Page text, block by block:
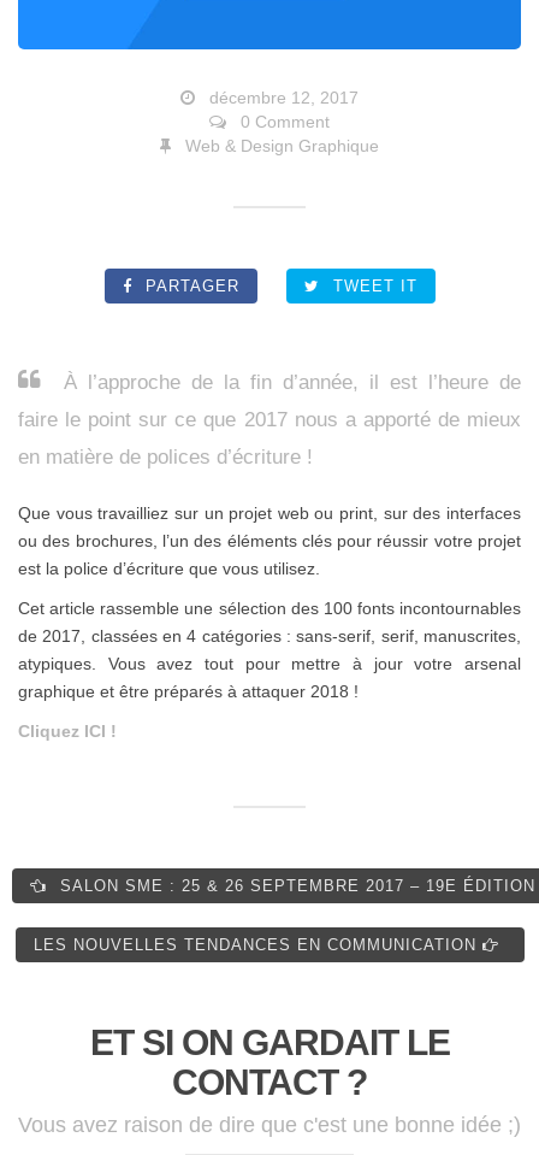
décembre 12, 2017
0 Comment
Web & Design Graphique
PARTAGER TWEET IT
À l’approche de la fin d’année, il est l’heure de
faire le point sur ce que 2017 nous a apporté de mieux
en matière de polices d’écriture !
Que vous travailliez sur un projet web ou print, sur des interfaces
ou des brochures, l’un des éléments clés pour réussir votre projet
est la police d’écriture que vous utilisez.
Cet article rassemble une sélection des 100 fonts incontournables
de 2017, classées en 4 catégories : sans-serif, serif, manuscrites,
atypiques. Vous avez tout pour mettre à jour votre arsenal
graphique et être préparés à attaquer 2018 !
Cliquez ICI !
SALON SME : 25 & 26 SEPTEMBRE 2017 – 19E
LES NOUVELLES TENDANCES EN COMMUNICATION
ET SI ON GARDAIT LE
CONTACT ?
Vous avez raison de dire que c'est une bonne idée ;)